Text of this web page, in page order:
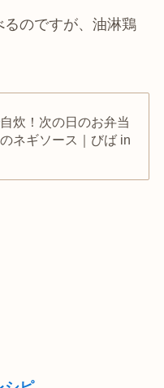
のですが、油淋鶏
炊！次の日のお弁当
ネギソース｜びば in